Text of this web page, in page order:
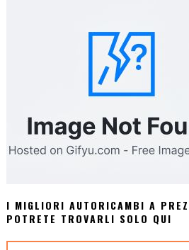
I MIGLIORI AUTORICAMBI A
POTRETE TROVARLI SOLO QUI